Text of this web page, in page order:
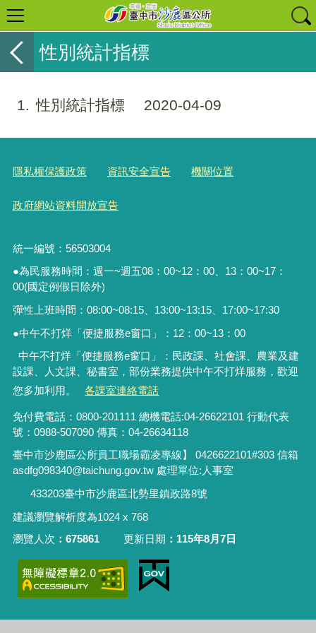
性別統計指標
1 性別統計指標 2020-04-09
隱私權保護政策 資訊安全宣告 機關位置
政府網站資料開放宣告
統一編號：56503004
●為民服務時間：週一~週五08：00~12：00、13：00~17：
00(國定例假日除外)
彈性上班時間：08:00~08:15、13:00~13:15、17:00~17:30
●中午不打烊「便捷服務e窗口」： 12： 00~13： 00
中午不打烊「便捷服務e窗口」：民政課、社會課、農業及建
設課、人文課、秘書室， 部份業務提供中午不打烊服務 ，歡迎
您多加利用。
各課室連絡電話
免付費電話：0800-201111 總機電話:04-26622101 行動代表
號：0988-507090 傳真：04-26634118
臺中市沙鹿區公所員工職場霸凌專線】 0426622101#303 信箱
asdfg098340@taichung.gov.tw 處理單位:人事室
433203臺中市沙鹿區北勢里鎮政路8號
建議瀏覽解析度為1024 x 768
瀏覽人次
675861 更新日期 115年8月7日